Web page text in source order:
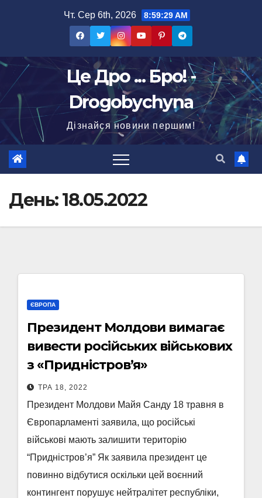
Чт. Сер 6th, 2026 8:59:30 AM
Це Дро ... Бро! -
Drogobychyna
Дізнайся новини першим!
День:18.05.2022
ЄВРОПА
Президент Молдови вимагає
вивести російських військових
з «Придністров’я»
ТРА 18, 2022
Президент Молдови Майя Санду 18 травня в
Європарламенті заявила, що російські
військові мають залишити територію
“Придністров’я” Як заявила президент це
повинно відбутися оскільки цей воєнний
контингент порушує нейтралітет республіки,